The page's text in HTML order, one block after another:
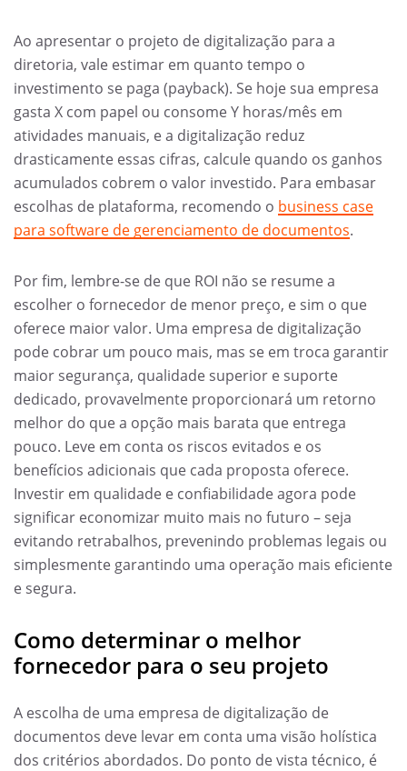
Ao apresentar o projeto de digitalização para a
diretoria, vale estimar em quanto tempo o
investimento se paga (payback). Se hoje sua empresa
gasta X com papel ou consome Y horas/mês em
atividades manuais, e a digitalização reduz
drasticamente essas cifras, calcule quando os ganhos
acumulados cobrem o valor investido. Para embasar
escolhas de plataforma, recomendo o business case
para software de gerenciamento de documentos.
Por fim, lembre-se de que ROI não se resume a
escolher o fornecedor de menor preço, e sim o que
oferece maior valor. Uma empresa de digitalização
pode cobrar um pouco mais, mas se em troca garantir
maior segurança, qualidade superior e suporte
dedicado, provavelmente proporcionará um retorno
melhor do que a opção mais barata que entrega
pouco. Leve em conta os riscos evitados e os
benefícios adicionais que cada proposta oferece.
Investir em qualidade e confiabilidade agora pode
significar economizar muito mais no futuro – seja
evitando retrabalhos, prevenindo problemas legais ou
simplesmente garantindo uma operação mais eficiente
e segura.
Como determinar o melhor
fornecedor para o seu projeto
A escolha de uma empresa de digitalização de
documentos deve levar em conta uma visão holística
dos critérios abordados. Do ponto de vista técnico, é